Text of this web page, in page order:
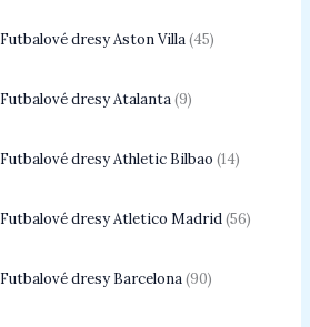
Futbalové dresy Aston Villa 45
Futbalové dresy Atalanta 9
Futbalové dresy Athletic Bilbao 14
Futbalové dresy Atletico Madrid 56
Futbalové dresy Barcelona 90